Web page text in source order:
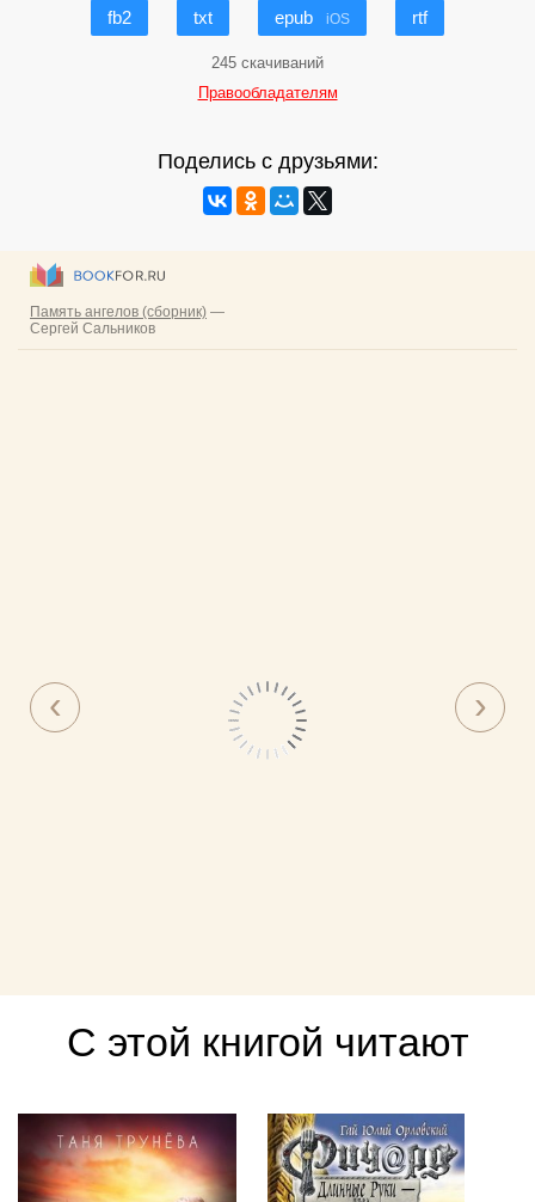
fb2 txt epub iOS rtf
245 скачиваний
Правообладателям
Поделись с друзьями:
С этой книгой читают